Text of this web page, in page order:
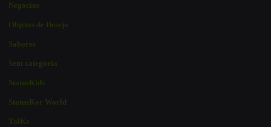
Negócios
Objetos de Desejo
Sabores
Sem categoria
StatusKids
StatusKor World
TalKs